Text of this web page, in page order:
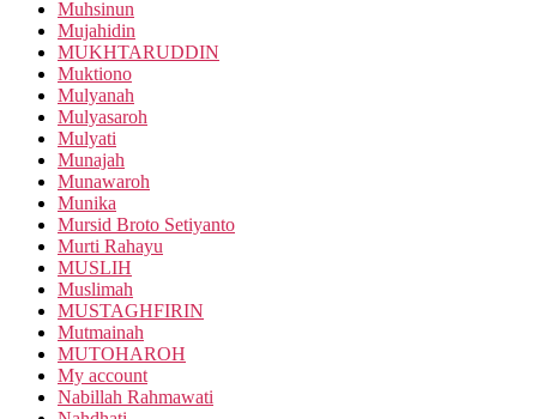
Muhsinun
Mujahidin
MUKHTARUDDIN
Muktiono
Mulyanah
Mulyasaroh
Mulyati
Munajah
Munawaroh
Munika
Mursid Broto Setiyanto
Murti Rahayu
MUSLIH
Muslimah
MUSTAGHFIRIN
Mutmainah
MUTOHAROH
My account
Nabillah Rahmawati